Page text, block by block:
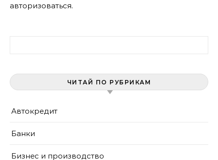
авторизоваться.
ЧИТАЙ ПО РУБРИКАМ
Автокредит
Банки
Бизнес и производство